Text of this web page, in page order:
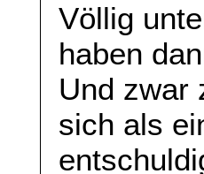
Völlig
haben
Und zwar
sich als